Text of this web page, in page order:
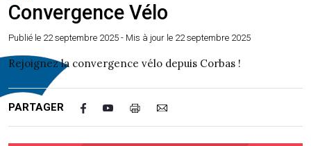
Convergence Vélo
Publié le 22 septembre 2025 - Mis à jour le 22 septembre 2025
Rejoignez la convergence vélo depuis Corbas !
PARTAGER